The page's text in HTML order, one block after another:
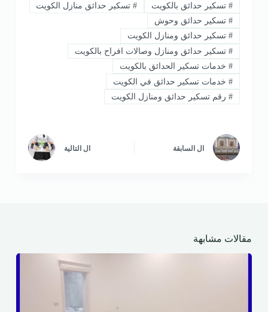
#تسكير حدائق بالكويت #تسكير حدائق منازل الكويت
#تسكير حدائق وحوش
#تسكير حدائق ومنازل الكويت
#تسكير حدائق ومنازل وصالات افراح بالكويت
#خدمات تسكير الحدائق بالكويت
#خدمات تسكير حدائق في الكويت
#رقم تسكير حدائق ومنازل الكويت
ال السابقة ال التالية
مقالات مشابهة